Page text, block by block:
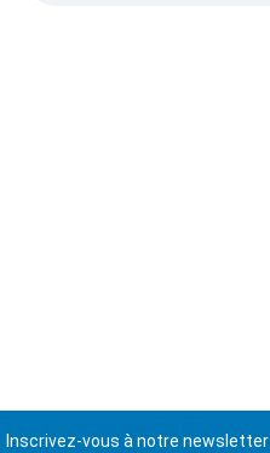
Inscrivez-vous à notre newsletter